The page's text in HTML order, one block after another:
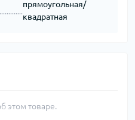
прямоугольная/
квадратная
этом товаре.